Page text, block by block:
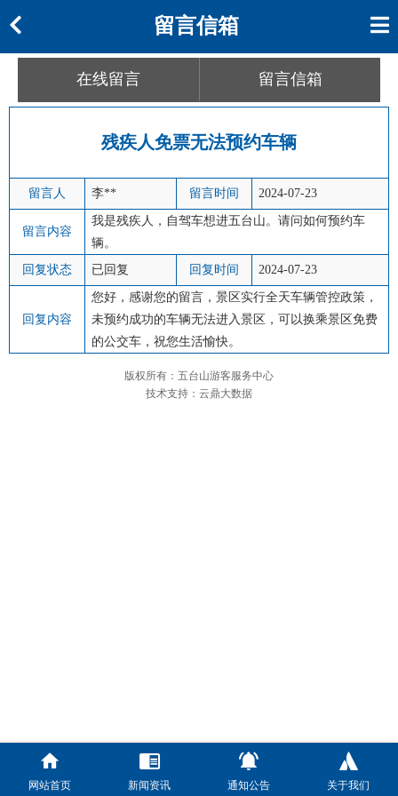
留言信箱
在线留言 留言信箱
残疾人免票无法预约车辆
留言人 李** 留言时间 2024-07-23
留言内容
我是残疾人，自驾车想进五台山。请问如何预约车
辆。
回复状态
已回复 回复时间 2024-07-23
回复内容
您好，感谢您的留言，景区实行全天车辆管控政策，
未预约成功的车辆无法进入景区，可以换乘景区免费
的公交车，祝您生活愉快。
版权所有：五台山游客服务中心
技术支持：云鼎大数据
网站首页 新闻资讯 通知公告 关于我们